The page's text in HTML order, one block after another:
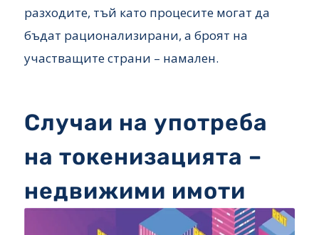
разходите, тъй като процесите могат да
бъдат рационализирани, а броят на
участващите страни – намален.
Случаи на употреба
на токенизацията –
недвижими имоти